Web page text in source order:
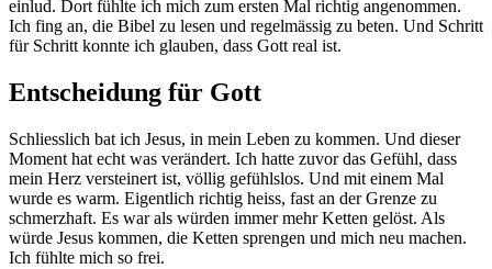
einlud. Dort fühlte ich mich zum ersten Mal richtig angenommen.
Ich fing an, die Bibel zu lesen und regelmässig zu beten. Und Schritt
für Schritt konnte ich glauben, dass Gott real ist.
Entscheidung für Gott
Schliesslich bat ich Jesus, in mein Leben zu kommen. Und dieser
Moment hat echt was verändert. Ich hatte zuvor das Gefühl, dass
mein Herz versteinert ist, völlig gefühlslos. Und mit einem Mal
wurde es warm. Eigentlich richtig heiss, fast an der Grenze zu
schmerzhaft. Es war als würden immer mehr Ketten gelöst. Als
würde Jesus kommen, die Ketten sprengen und mich neu machen.
Ich fühlte mich so frei.